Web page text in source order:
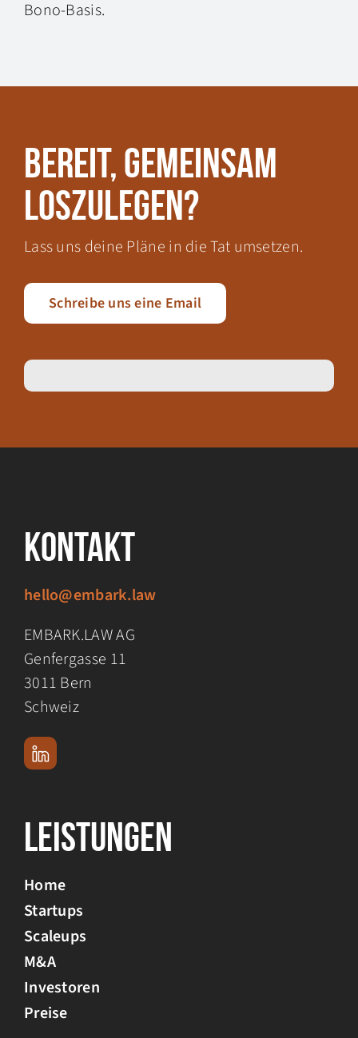
Bono-Basis.
Bereit, gemeinsam
loszulegen?
Lass uns deine Pläne in die Tat umsetzen.
Schreibe uns eine Email
Kontakt
hello@embark.law
EMBARK.LAW AG
Genfergasse 11
3011 Bern
Schweiz
Leistungen
Home
Startups
Scaleups
M&A
Investoren
Preise